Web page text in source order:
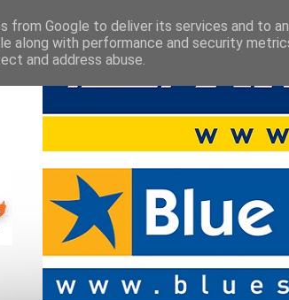
from Google to deliver its services and to
along with performance and security
and address abuse.